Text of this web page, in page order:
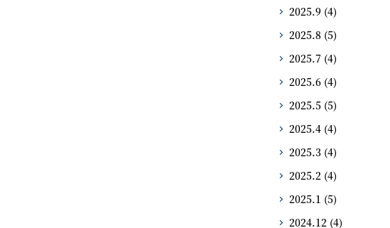
2025.9 (4)
2025.8 (5)
2025.7 (4)
2025.6 (4)
2025.5 (5)
2025.4 (4)
2025.3 (4)
2025.2 (4)
2025.1 (5)
2024.12 (4)